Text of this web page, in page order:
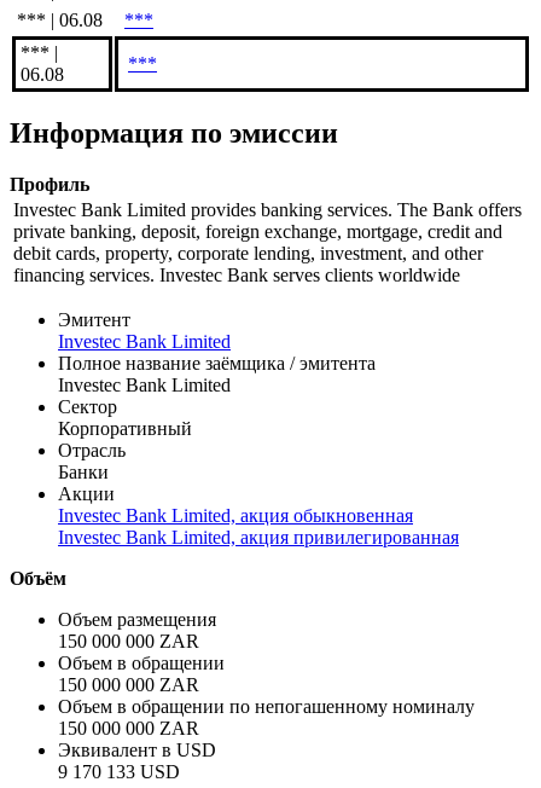
*** | 06.08
***
*** |
06.08
***
Информация по эмиссии
Профиль
Investec Bank Limited provides banking services. The Bank offers
private banking, deposit, foreign exchange, mortgage, credit and
debit cards, property, corporate lending, investment, and other
financing services. Investec Bank serves clients worldwide
Эмитент
Investec Bank Limited
Полное название заёмщика / эмитента
Investec Bank Limited
Сектор
Корпоративный
Отрасль
Банки
Акции
Investec Bank Limited, акция обыкновенная
Investec Bank Limited, акция привилегированная
Объём
Объем размещения
150 000 000 ZAR
Объем в обращении
150 000 000 ZAR
Объем в обращении по непогашенному номиналу
150 000 000 ZAR
Эквивалент в USD
9 170 133 USD